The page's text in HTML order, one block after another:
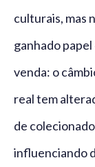
culturais, mas
ganhado
venda: o
real tem
de
influenciando